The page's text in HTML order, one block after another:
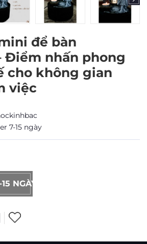
để bàn
Điểm nhấn phong
cho không gian
việc
7-15 ngày
NGÀY